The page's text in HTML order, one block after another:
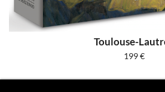
Toulouse-
199€